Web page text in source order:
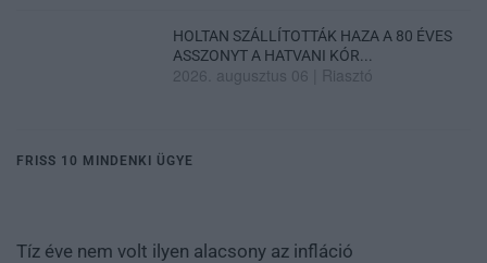
HOLTAN SZÁLLÍTOTTÁK HAZA A 80 ÉVES
ASSZONYT A HATVANI KÓR...
2026. augusztus 06 Riasztó
FRISS 10 MINDENKI ÜGYE
Tíz éve nem volt ilyen alacsony az infláció